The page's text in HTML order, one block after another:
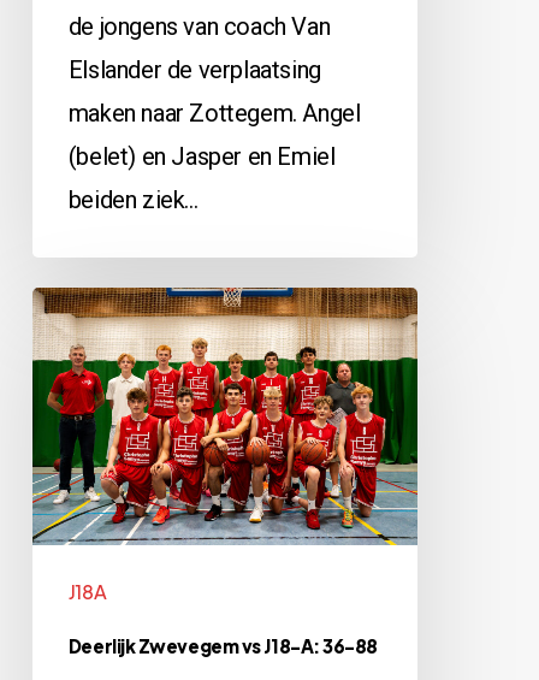
de jongens van coach Van
Elslander de verplaatsing
maken naar Zottegem. Angel
(belet) en Jasper en Emiel
beiden ziek…
Deerlijk
Zwevegem
vs
J18-
A:
36-
J18A
Deerlijk Zwevegem vs J18-A: 36-88